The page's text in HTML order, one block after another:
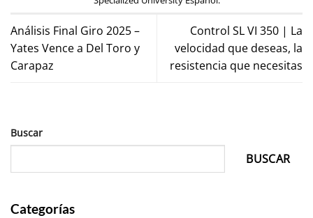
Análisis Final Giro 2025 –
Yates Vence a Del Toro y
Carapaz
Control SL VI 350 | La
velocidad que deseas, la
resistencia que necesitas
Buscar
BUSCAR
Categorías